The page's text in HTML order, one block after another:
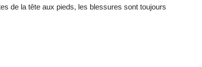
de la tête aux pieds, les blessures sont toujours